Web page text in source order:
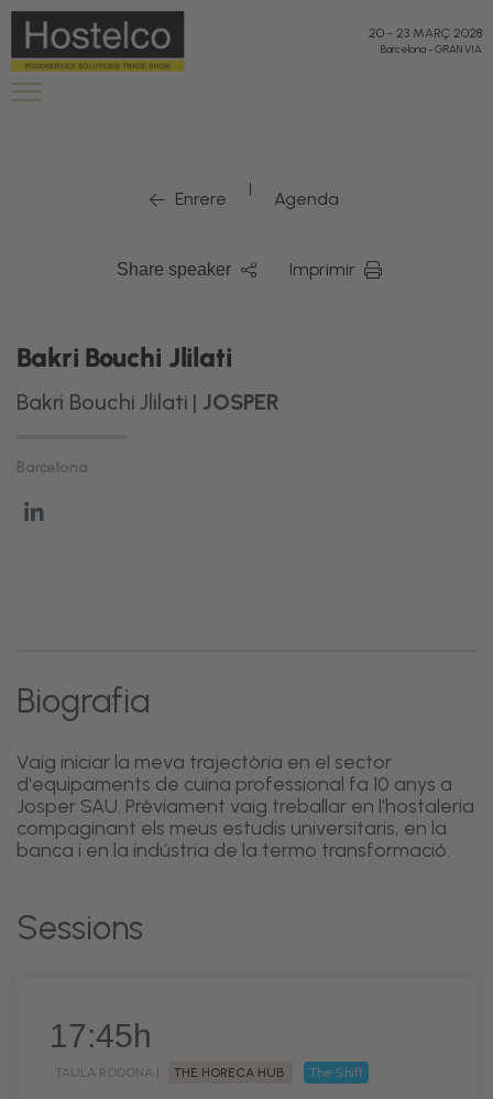
"
20 - 23 MARÇ 2028
Barcelona-GRAN VIA
Enrere | Agenda
Share speaker Imprimir
Bakri Bouchi Jlilati
Bakri Bouchi Jlilati |JOSPER
Barcelona
Biografia
Vaig iniciar la meva trajectòria en el sector
d'equipaments de cuina professional fa 10 anys a
Josper SAU. Prèviament vaig treballar en l'hostaleria
compaginant els meus estudis universitaris, en la
banca i en la indústria de la termo transformació.
Sessions
17:45h
TAULA RODONA | THE HORECA HUB The Shift